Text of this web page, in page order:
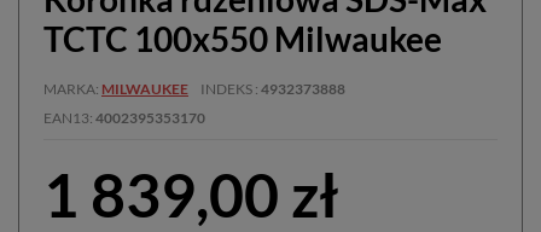
TCTC 100x550 Milwaukee
MARKA MILWAUKEE INDEKS 4932373888
EAN13 4002395353170
1 839,00 zł